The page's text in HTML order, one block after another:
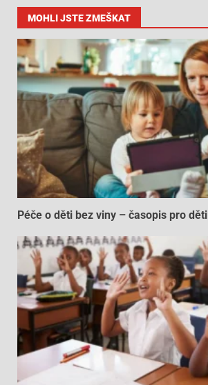
MOHLI JSTE ZMEŠKAT
Péče o děti bez viny – časopis pro děti